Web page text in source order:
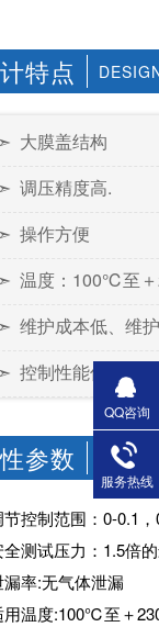
特点
➣ 大膜盖结构
➣ 调压精度高.
➣ 操作方便
➣ 温度：100℃至
➣ 维护成本低、维
➣ 控制性能优异：
参数
制范围：0-0.1
测试压力：1.5倍
率:无气体泄漏
温度:100℃至＋
QQ咨询
服务热线